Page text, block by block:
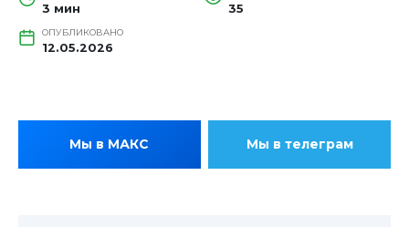
3 мин 35
ОПУБЛИКОВАНО
12.05.2026
Мы в МАКС Мы в телеграм